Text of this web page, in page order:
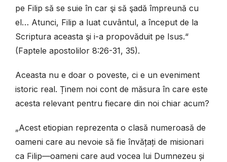
pe Filip să se suie în car şi să şadă împreună cu
el… Atunci, Filip a luat cuvântul, a început de la
Scriptura aceasta şi i-a propovăduit pe Isus.“
(Faptele apostolilor 8:26-31, 35).
Aceasta nu e doar o poveste, ci e un eveniment
istoric real. Ținem noi cont de măsura în care este
acesta relevant pentru fiecare din noi chiar acum?
„Acest etiopian reprezenta o clasă numeroasă de
oameni care au nevoie să fie învățați de misionari
ca Filip—oameni care aud vocea lui Dumnezeu și